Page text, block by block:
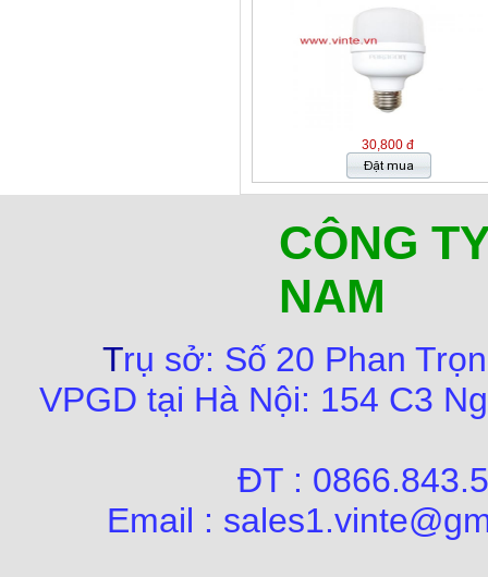
30,800 đ
CÔNG
NAM
Trụ sở: Số 20 Phan
VPGD tại Hà Nội: 154 C3
ĐT :
Email :